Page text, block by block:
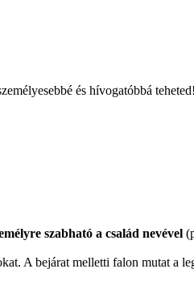
és hívogatóbbá
szabható a család nevével
A bejárat melletti falon mutat a